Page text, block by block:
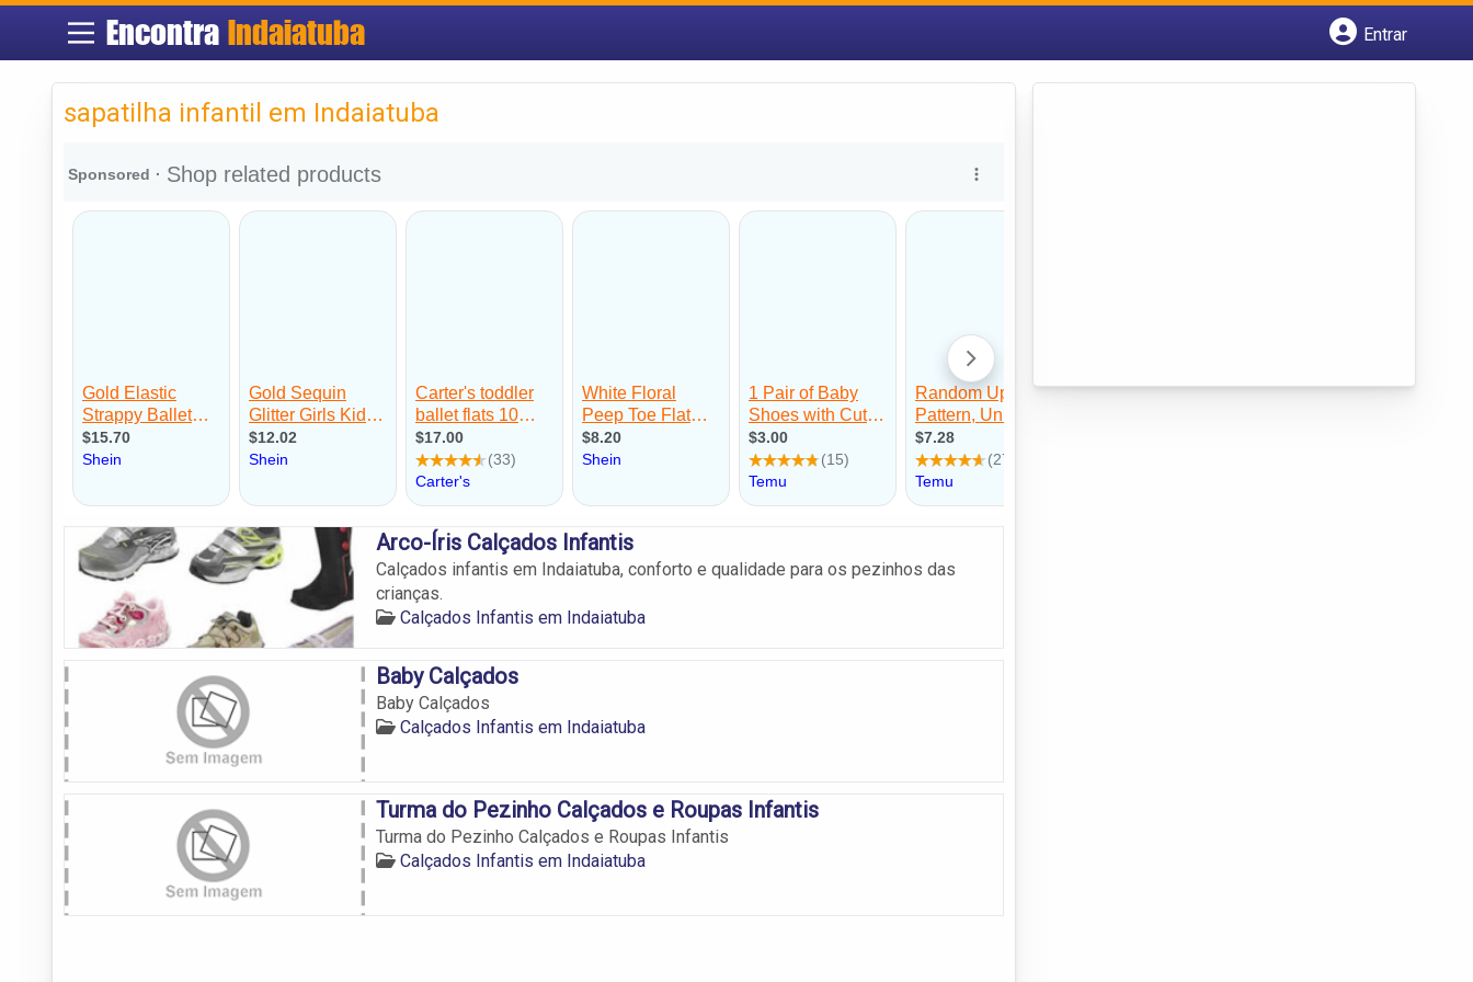
EncontraIndaiatuba
Entrar
sapatilha infantil em Indaiatuba
Arco-Íris Calçados Infantis
Calçados infantis em Indaiatuba, conforto e qualidade para os pezinhos das
crianças.
Calçados Infantis em Indaiatuba
Baby Calçados
Baby Calçados
Calçados Infantis em Indaiatuba
Turma do Pezinho Calçados e Roupas Infantis
Turma do Pezinho Calçados e Roupas Infantis
Calçados Infantis em Indaiatuba